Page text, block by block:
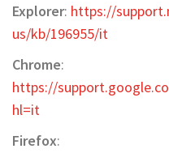
Explorer: https://
us/kb/196955/it
Chrome:
https://
hl=it
Firefox: